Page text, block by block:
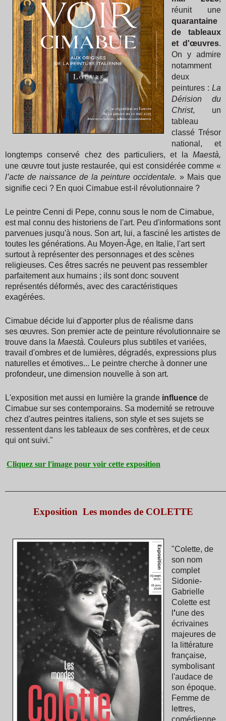
réunit une
quarantaine
de tableaux
et d'œuvres.
On y admire
notamment
deux
peintures : La
Dérision du
Christ, un
tableau
classé Trésor
national, et
longtemps conservé chez des particuliers, et la Maestà,
une œuvre tout juste restaurée, qui est considérée comme «
l’acte de naissance de la peinture occidentale. » Mais que
signifie ceci ? En quoi Cimabue est-il révolutionnaire ?
Le peintre Cenni di Pepe, connu sous le nom de Cimabue,
est mal connu des historiens de l'art. Peu d'informations sont
parvenues jusqu'à nous. Son art, lui, a fasciné les artistes de
toutes les générations. Au Moyen-Âge, en Italie, l'art sert
surtout à représenter des personnages et des scènes
religieuses. Ces êtres sacrés ne peuvent pas ressembler
parfaitement aux humains ; ils sont donc souvent
représentés déformés, avec des caractéristiques
exagérées.
Cimabue décide lui d'apporter plus de réalisme dans
ses œuvres. Son premier acte de peinture révolutionnaire se
trouve dans la Maestà. Couleurs plus subtiles et variées,
travail d'ombres et de lumières, dégradés, expressions plus
naturelles et émotives... Le peintre cherche à donner une
profondeur, une dimension nouvelle à son art.
L'exposition met aussi en lumière la grande influence de
Cimabue sur ses contemporains. Sa modernité se retrouve
chez d'autres peintres italiens, son style et ses sujets se
ressentent dans les tableaux de ses confrères, et de ceux
qui ont suivi."
Cliquez sur l'image pour voir cette exposition
Exposition Les mondes de COLETTE
"Colette, de
son nom
complet
Sidonie-
Gabrielle
Colette est
'une des
écrivaines
majeures de
la littérature
française,
symbolisant
l'audace de
son époque.
Femme de
lettres,
comédienne